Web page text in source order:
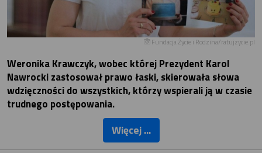
Fundacja Życie i Rodzina/ratujzycie.pl
Weronika Krawczyk, wobec której Prezydent Karol
Nawrocki zastosował prawo łaski, skierowała słowa
wdzięczności do wszystkich, którzy wspierali ją w czasie
trudnego postępowania.
Więcej ...